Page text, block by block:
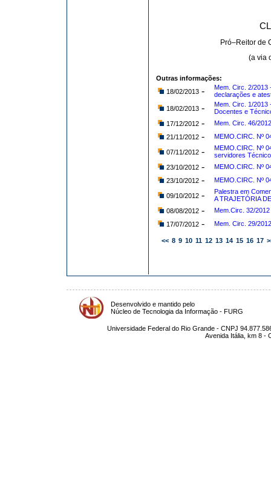
Pró–Reitor de
(a via
Outras informações:
18/02/2013-
Mem. Circ. 2/2013
declarações e
18/02/2013-
Mem. Circ. 1/2013
Docentes e
17/12/2012-
Mem. Circ. 46/
21/11/2012- MEMO.CIRC. Nº
07/11/2012-
MEMO.CIRC. Nº
servidores
23/10/2012-
MEMO.CIRC. Nº
23/10/2012- MEMO.CIRC. Nº
09/10/2012-
Palestra em
A TRAJETÓRIA
08/08/2012-
Mem.Circ. 32/
17/07/2012- Mem. Circ. 29/
<< 8 9 10 11 12 13 14 15 16 17
Desenvolvido e mantido pelo
Núcleo de Tecnologia da Informação - FURG
Universidade Federal do Rio Grande - CNPJ
Avenida Itália, km 8 -